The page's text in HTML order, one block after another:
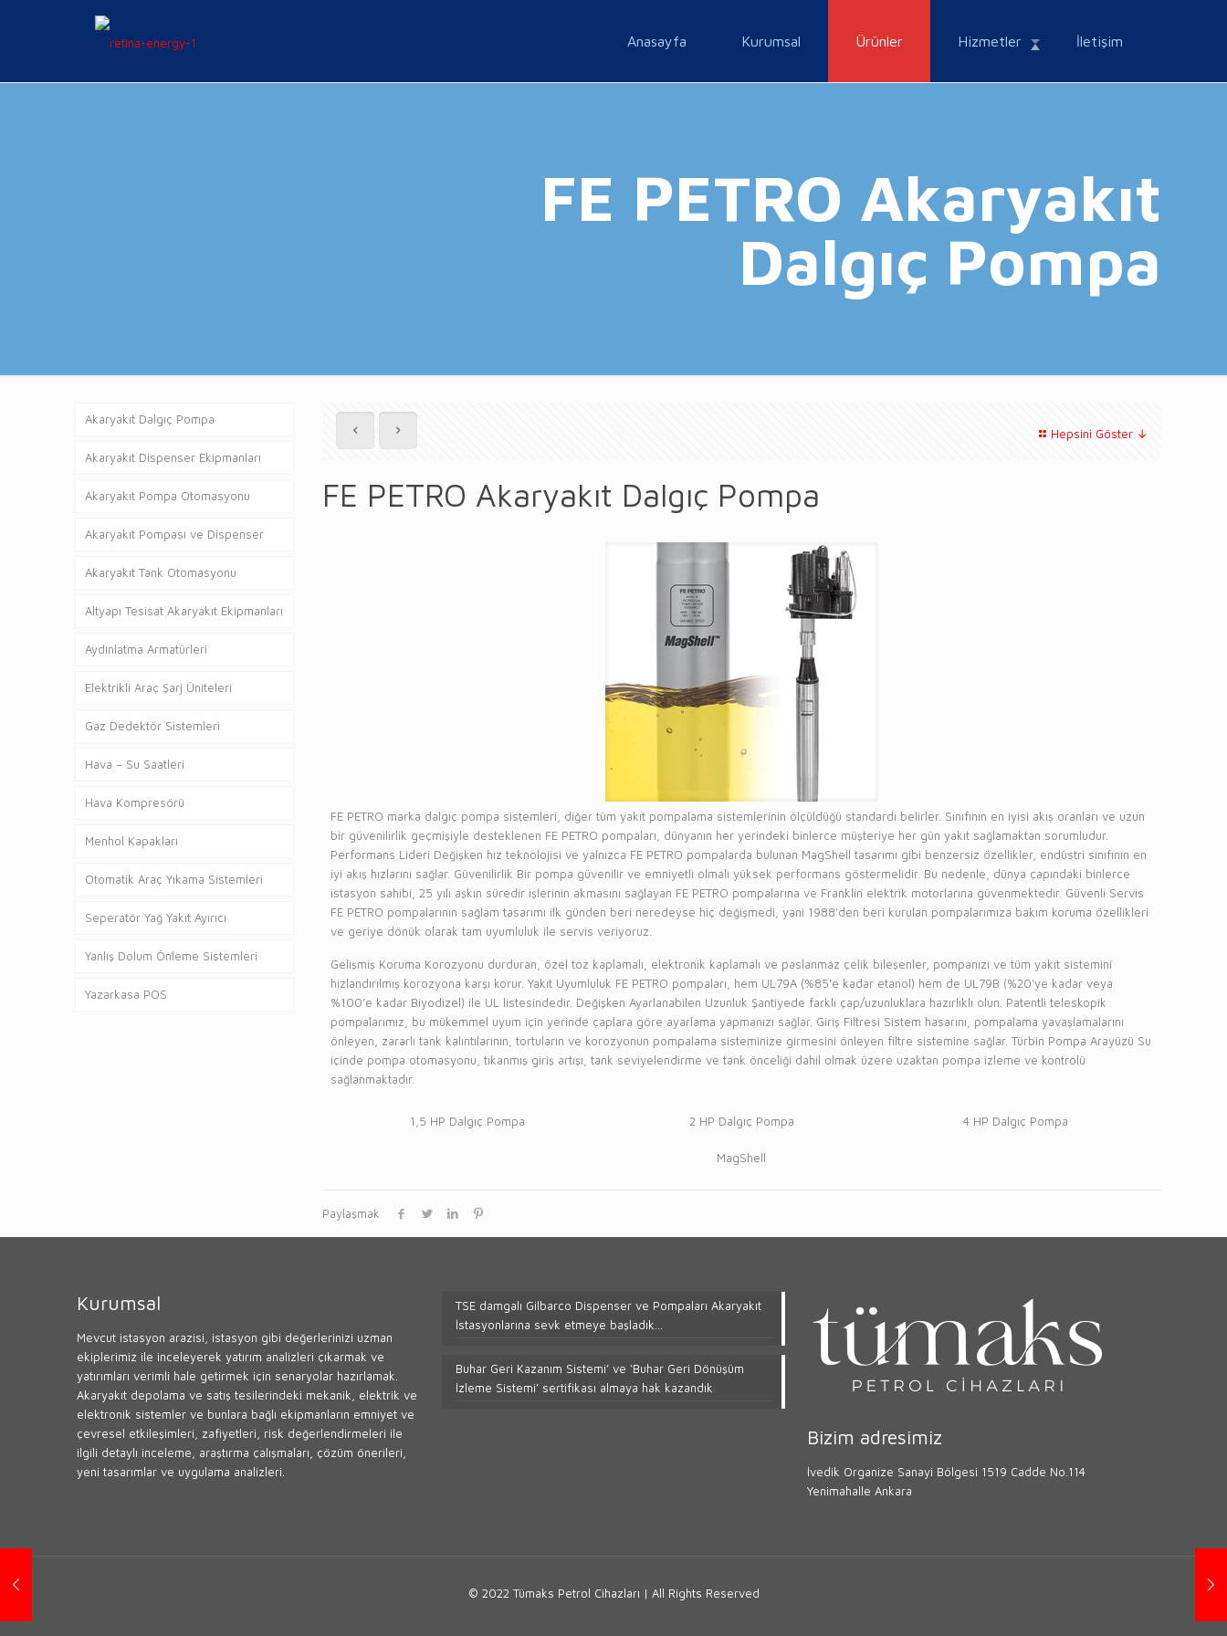
Anasayfa Kurumsal Ürünler Hizmetler İletişim
FE PETRO Akaryakıt
Dalgıç Pompa
Hepsini Göster ↓
FE PETRO Akaryakıt Dalgıç Pompa
FE PETRO marka dalgıç pompa sistemleri, diğer tüm yakıt pompalama sistemlerinin ölçüldüğü standardı belirler. Sınıfının en iyisi akış oranları ve uzun
bir güvenilirlik geçmişiyle desteklenen FE PETRO pompaları, dünyanın her yerindeki binlerce müşteriye her gün yakıt sağlamaktan sorumludur.
Performans Lideri Değişken hız teknolojisi ve yalnızca FE PETRO pompalarda bulunan MagShell tasarımı gibi benzersiz özellikler, endüstri sınıfının en
iyi akış hızlarını sağlar. Güvenilirlik Bir pompa güvenilir ve emniyetli olmalı yüksek performans göstermelidir. Bu nedenle, dünya çapındaki binlerce
istasyon sahibi, 25 yılı aşkın süredir işlerinin akmasını sağlayan FE PETRO pompalarına ve Franklin elektrik motorlarına güvenmektedir. Güvenli Servis
FE PETRO pompalarının sağlam tasarımı ilk günden beri neredeyse hiç değişmedi, yani 1988’den beri kurulan pompalarımıza bakım koruma özellikleri
ve geriye dönük olarak tam uyumluluk ile servis veriyoruz.
Gelişmiş Koruma Korozyonu durduran, özel toz kaplamalı, elektronik kaplamalı ve paslanmaz çelik bileşenler, pompanızı ve tüm yakıt sistemini
hızlandırılmış korozyona karşı korur. Yakıt Uyumluluk FE PETRO pompaları, hem UL79A (%85’e kadar etanol) hem de UL79B (%20’ye kadar veya
%100’e kadar Biyodizel) ile UL listesindedir. Değişken Ayarlanabilen Uzunluk Şantiyede farklı çap/uzunluklara hazırlıklı olun. Patentli teleskopik
pompalarımız, bu mükemmel uyum için yerinde çaplara göre ayarlama yapmanızı sağlar. Giriş Filtresi Sistem hasarını, pompalama yavaşlamalarını
önleyen, zararlı tank kalıntılarının, tortuların ve korozyonun pompalama sisteminize girmesini önleyen filtre sistemine sağlar. Türbin Pompa Arayüzü Su
içinde pompa otomasyonu, tıkanmış giriş artışı, tank seviyelendirme ve tank önceliği dahil olmak üzere uzaktan pompa izleme ve kontrolü
sağlanmaktadır.
1,5 HP Dalgıç Pompa 2 HP Dalgıç Pompa 4 HP Dalgıç Pompa
MagShell
Paylaşmak
Akaryakıt Dalgıç Pompa
Akaryakıt Dispenser Ekipmanları
Akaryakıt Pompa Otomasyonu
Akaryakıt Pompası ve Dispenser
Akaryakıt Tank Otomasyonu
Altyapı Tesisat Akaryakıt Ekipmanları
Aydınlatma Armatürleri
Elektrikli Araç Şarj Üniteleri
Gaz Dedektör Sistemleri
Hava – Su Saatleri
Hava Kompresörü
Menhol Kapakları
Otomatik Araç Yıkama Sistemleri
Seperatör Yağ Yakıt Ayırıcı
Yanlış Dolum Önleme Sistemleri
Yazarkasa POS
Kurumsal
Mevcut istasyon arazisi, istasyon gibi değerlerinizi uzman
ekiplerimiz ile inceleyerek yatırım analizleri çıkarmak ve
yatırımları verimli hale getirmek için senaryolar hazırlamak.
Akaryakıt depolama ve satış tesilerindeki mekanik, elektrik ve
elektronik sistemler ve bunlara bağlı ekipmanların emniyet ve
çevresel etkileşimleri, zafiyetleri, risk değerlendirmeleri ile
ilgili detaylı inceleme, araştırma çalışmaları, çözüm önerileri,
yeni tasarımlar ve uygulama analizleri.
TSE damgalı Gilbarco Dispenser ve Pompaları Akaryakıt
İstasyonlarına sevk etmeye başladık…
Buhar Geri Kazanım Sistemi’ ve ‘Buhar Geri Dönüşüm
İzleme Sistemi’ sertifikası almaya hak kazandık
Bizim adresimiz
İvedik Organize Sanayi Bölgesi 1519 Cadde No.114
Yenimahalle Ankara
© 2022 Tümaks Petrol Cihazları | All Rights Reserved